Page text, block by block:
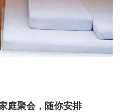
庭聚会，随你安排